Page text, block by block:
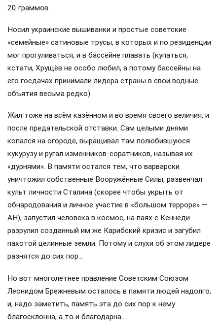
20 граммов.
Носил украинские вышиванки и простые советские
«семейные» сатиновые трусы, в которых и по резиденции
мог прогуливаться, и в бассейне плавать (купаться,
кстати, Хрущёв не особо любил, а потому бассейны на
его госдачах принимали лидера страны в свои водные
объятия весьма редко).
Жил тоже на всём казённом и во время своего величия, и
после предательской отставки. Сам целыми днями
копался на огороде, выращивал там полюбившуюся
кукурузу и ругал изменников-соратников, называя их
«дурнями». В памяти остался тем, что варварски
уничтожил собственные Вооружённые Силы, развенчал
культ личности Сталина (скорее чтобы укрыть от
обнародования и личное участие в «большом терроре» —
АН), запустил человека в космос, на паях с Кеннеди
разрулил созданный им же Карибский кризис и загубил
пахотой целинные земли. Потому и слухи об этом лидере
разнятся до сих пор…
Но вот многолетнее правление Советским Союзом
Леонидом Брежневым осталось в памяти людей надолго,
и, надо заметить, память эта до сих пор к нему
благосклонна, а то и благодарна…